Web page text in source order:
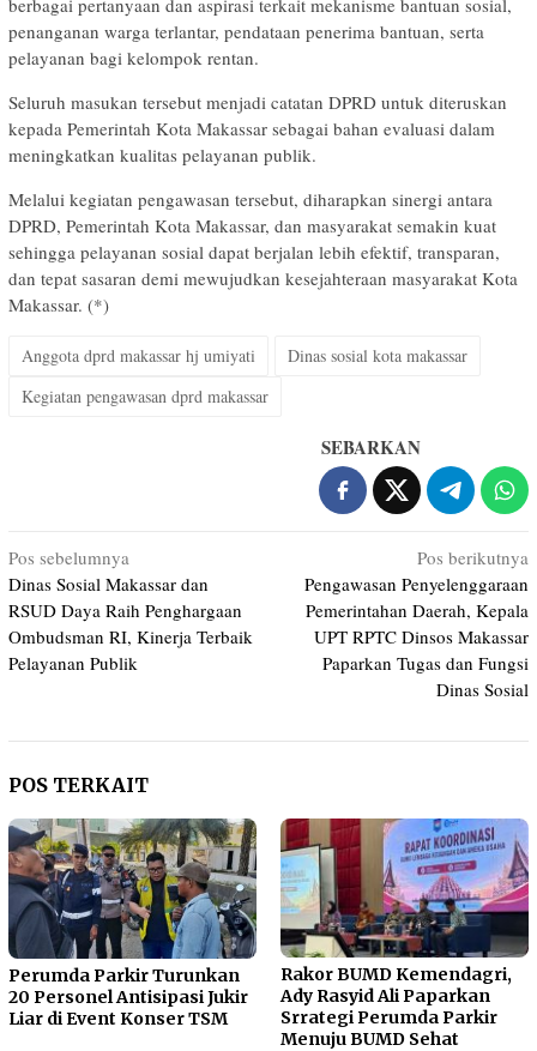
penanganan warga terlantar, pendataan penerima bantuan, serta
pelayanan bagi kelompok rentan.
Seluruh masukan tersebut menjadi catatan DPRD untuk diteruskan
kepada Pemerintah Kota Makassar sebagai bahan evaluasi dalam
meningkatkan kualitas pelayanan publik.
Melalui kegiatan pengawasan tersebut, diharapkan sinergi antara
DPRD, Pemerintah Kota Makassar, dan masyarakat semakin kuat
sehingga pelayanan sosial dapat berjalan lebih efektif, transparan,
dan tepat sasaran demi mewujudkan kesejahteraan masyarakat Kota
Makassar. (*)
Anggota dprd makassar hj umiyati
Dinas sosial kota makassar
Kegiatan pengawasan dprd makassar
SEBARKAN
Navigasi
pos
Pos sebelumnya
Dinas Sosial Makassar dan
RSUD Daya Raih Penghargaan
Ombudsman RI, Kinerja Terbaik
Pelayanan Publik
Pos berikutnya
Pengawasan Penyelenggaraan
Pemerintahan Daerah, Kepala
UPT RPTC Dinsos Makassar
Paparkan Tugas dan Fungsi
Dinas Sosial
POS TERKAIT
Perumda Parkir Turunkan
20 Personel Antisipasi Jukir
Liar di Event Konser TSM
Rakor BUMD Kemendagri,
Ady Rasyid Ali Paparkan
Srrategi Perumda Parkir
Menuju BUMD Sehat